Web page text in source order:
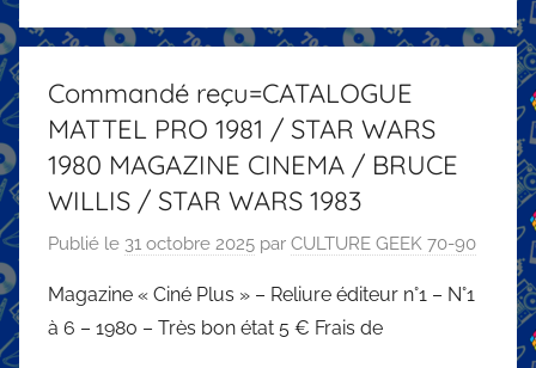
Commandé reçu=CATALOGUE
MATTEL PRO 1981 / STAR WARS
1980 MAGAZINE CINEMA / BRUCE
WILLIS / STAR WARS 1983
Publié le 31 octobre 2025 par CULTURE GEEK 70-90
Magazine « Ciné Plus » – Reliure éditeur n°1 – N°1
à 6 – 1980 – Très bon état 5 € Frais de